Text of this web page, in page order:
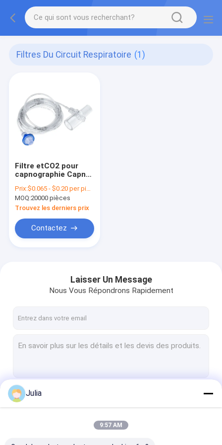
Filtres Du Circuit Respiratoire (1)
Filtre etCO2 pour
capnographie Capno
d'échantillonnage
CO2 Filtre de ligne
d'échantillonnage
Prix:$0.065 - $0.20 per piece
MOQ:20000 pièces
Trouvez les derniers prix
Contactez
Laisser Un Message
Nous Vous Répondrons Rapidement
Julia
9:57 AM